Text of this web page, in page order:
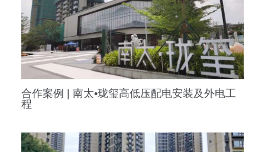
合作案例 | 南太•珑玺高低压配电安装及外电工
程